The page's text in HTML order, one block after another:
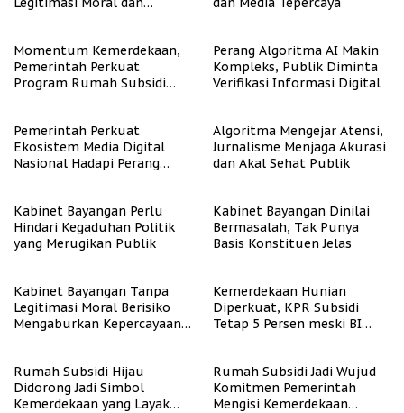
Momentum Kemerdekaan,
Pemerintah Perkuat
Program Rumah Subsidi
Perang Algoritma AI Makin
Kompleks, Publik Diminta
Verifikasi Informasi Digital
Pemerintah Perkuat
Ekosistem Media Digital
Nasional Hadapi Perang
Algoritma Mengejar Atensi,
Jurnalisme Menjaga Akurasi
dan Akal Sehat Publik
Kabinet Bayangan Perlu
Hindari Kegaduhan Politik
yang Merugikan Publik
Kabinet Bayangan Dinilai
Bermasalah, Tak Punya
Basis Konstituen Jelas
Kabinet Bayangan Tanpa
Legitimasi Moral Berisiko
Mengaburkan Kepercayaan
Kemerdekaan Hunian
Diperkuat, KPR Subsidi
Tetap 5 Persen meski BI
Rumah Subsidi Hijau
Didorong Jadi Simbol
Kemerdekaan yang Layak
Rumah Subsidi Jadi Wujud
Komitmen Pemerintah
Mengisi Kemerdekaan